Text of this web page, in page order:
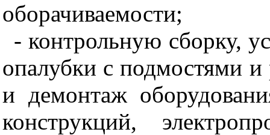
оборачиваемости;
- контрольную сборку,
опалубки с подмостями
и демонтаж
конструкций,